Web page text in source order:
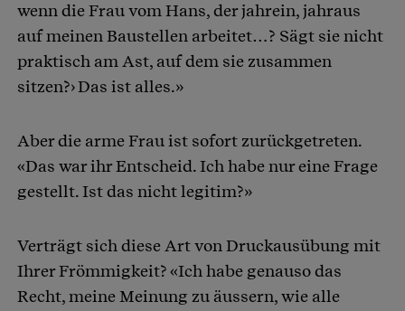
wenn die Frau vom Hans, der jahrein, jahraus
auf meinen Baustellen arbeitet…? Sägt sie nicht
praktisch am Ast, auf dem sie zusammen
sitzen?› Das ist alles.»
Aber die arme Frau ist sofort zurückgetreten.
«Das war ihr Entscheid. Ich habe nur eine Frage
gestellt. Ist das nicht legitim?»
Verträgt sich diese Art von Druckausübung mit
Ihrer Frömmigkeit? «Ich habe genauso das
Recht, meine Meinung zu äussern, wie alle